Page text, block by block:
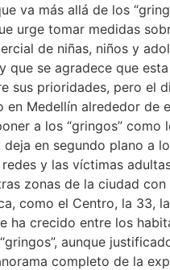
va más allá de los
urge tomar medidas
de niñas, niños y
que se agradece que
sus prioridades, pero el
en Medellín alrededor de
a los “gringos” como
en segundo plano a
redes y las víctimas
zonas de la ciudad con
como el Centro, la 33,
ha crecido entre los
aunque
completo de la